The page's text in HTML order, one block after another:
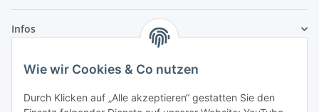
Wie wir Cookies & Co nutzen
Durch Klicken auf „Alle akzeptieren“ gestatten Sie den
Infos
Laden - Öffnungszeiten: